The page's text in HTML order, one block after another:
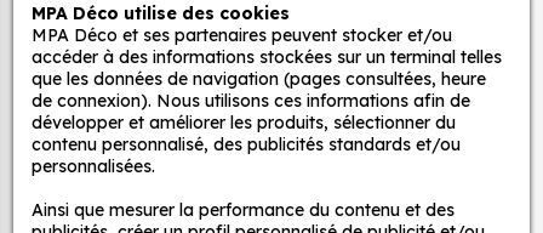
garantit une excellente stabilité dans le temps, une
surface lisse au toucher, et une fidélité des teintes
incomparable. Vos créations conservent tout leur
éclat, sans reflets gênants ni décoloration due à la
lumière.
Une impression photo professionnelle
haute définition
MPA Déco
Nos services
Nos sites
MPA Déco utilise des cookies
MPA Déco et ses partenaires peuvent stocker et/ou
accéder à des informations stockées sur un terminal telles
que les données de navigation (pages consultées, heure
de connexion). Nous utilisons ces informations afin de
développer et améliorer les produits, sélectionner du
contenu personnalisé, des publicités standards et/ou
personnalisées.
Ainsi que mesurer la performance du contenu et des